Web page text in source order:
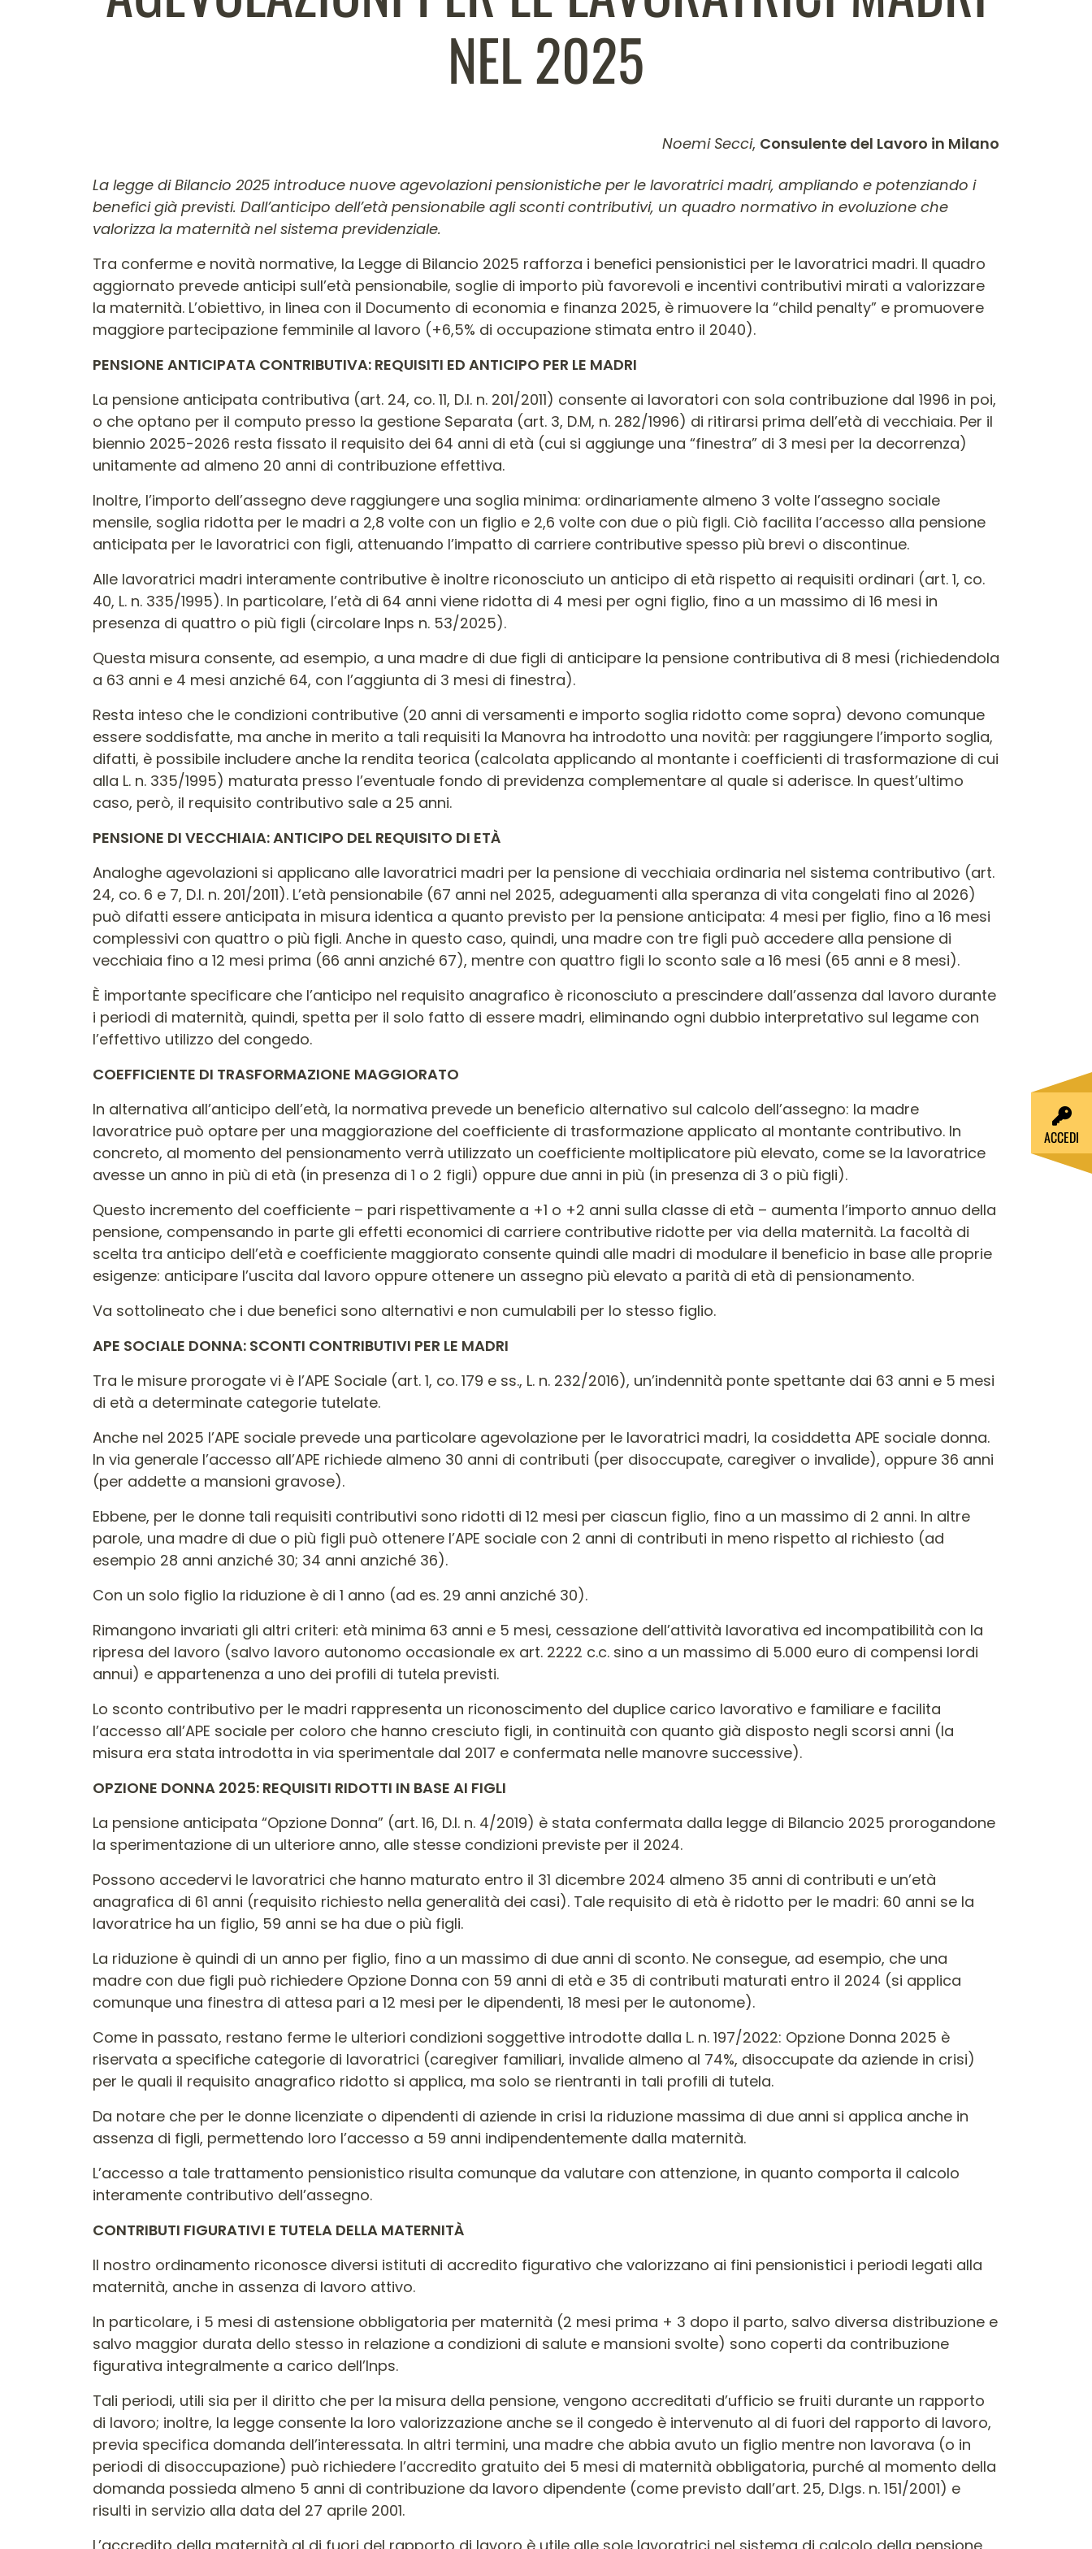
NEL 2025
Noemi Secci, Consulente del Lavoro in Milano
Contenuto dell'articolo
La legge di Bilancio 2025 introduce nuove agevolazioni pensionistiche per le lavoratrici madri, ampliando e potenziando i
benefici già previsti. Dall’anticipo dell’età pensionabile agli sconti contributivi, un quadro normativo in evoluzione che
valorizza la maternità nel sistema previdenziale.
Tra conferme e novità normative, la Legge di Bilancio 2025 rafforza i benefici pensionistici per le lavoratrici madri. Il quadro
aggiornato prevede anticipi sull’età pensionabile, soglie di importo più favorevoli e incentivi contributivi mirati a valorizzare
la maternità. L’obiettivo, in linea con il Documento di economia e finanza 2025, è rimuovere la “child penalty” e promuovere
maggiore partecipazione femminile al lavoro (+6,5% di occupazione stimata entro il 2040).
PENSIONE ANTICIPATA CONTRIBUTIVA: REQUISITI ED ANTICIPO PER LE MADRI
La pensione anticipata contributiva (art. 24, co. 11, D.l. n. 201/2011) consente ai lavoratori con sola contribuzione dal 1996 in poi,
o che optano per il computo presso la gestione Separata (art. 3, D.M, n. 282/1996) di ritirarsi prima dell’età di vecchiaia. Per il
biennio 2025-2026 resta fissato il requisito dei 64 anni di età (cui si aggiunge una “finestra” di 3 mesi per la decorrenza)
unitamente ad almeno 20 anni di contribuzione effettiva.
Inoltre, l’importo dell’assegno deve raggiungere una soglia minima: ordinariamente almeno 3 volte l’assegno sociale
mensile, soglia ridotta per le madri a 2,8 volte con un figlio e 2,6 volte con due o più figli. Ciò facilita l’accesso alla pensione
anticipata per le lavoratrici con figli, attenuando l’impatto di carriere contributive spesso più brevi o discontinue.
Alle lavoratrici madri interamente contributive è inoltre riconosciuto un anticipo di età rispetto ai requisiti ordinari (art. 1, co.
40, L. n. 335/1995). In particolare, l’età di 64 anni viene ridotta di 4 mesi per ogni figlio, fino a un massimo di 16 mesi in
presenza di quattro o più figli (circolare Inps n. 53/2025).
Questa misura consente, ad esempio, a una madre di due figli di anticipare la pensione contributiva di 8 mesi (richiedendola
a 63 anni e 4 mesi anziché 64, con l’aggiunta di 3 mesi di finestra).
Resta inteso che le condizioni contributive (20 anni di versamenti e importo soglia ridotto come sopra) devono comunque
essere soddisfatte, ma anche in merito a tali requisiti la Manovra ha introdotto una novità: per raggiungere l’importo soglia,
difatti, è possibile includere anche la rendita teorica (calcolata applicando al montante i coefficienti di trasformazione di cui
alla L. n. 335/1995) maturata presso l’eventuale fondo di previdenza complementare al quale si aderisce. In quest’ultimo
caso, però, il requisito contributivo sale a 25 anni.
PENSIONE DI VECCHIAIA: ANTICIPO DEL REQUISITO DI ETÀ
Analoghe agevolazioni si applicano alle lavoratrici madri per la pensione di vecchiaia ordinaria nel sistema contributivo (art.
24, co. 6 e 7, D.l. n. 201/2011). L’età pensionabile (67 anni nel 2025, adeguamenti alla speranza di vita congelati fino al 2026)
può difatti essere anticipata in misura identica a quanto previsto per la pensione anticipata: 4 mesi per figlio, fino a 16 mesi
complessivi con quattro o più figli. Anche in questo caso, quindi, una madre con tre figli può accedere alla pensione di
vecchiaia fino a 12 mesi prima (66 anni anziché 67), mentre con quattro figli lo sconto sale a 16 mesi (65 anni e 8 mesi).
È importante specificare che l’anticipo nel requisito anagrafico è riconosciuto a prescindere dall’assenza dal lavoro durante
i periodi di maternità, quindi, spetta per il solo fatto di essere madri, eliminando ogni dubbio interpretativo sul legame con
l’effettivo utilizzo del congedo.
COEFFICIENTE DI TRASFORMAZIONE MAGGIORATO
In alternativa all’anticipo dell’età, la normativa prevede un beneficio alternativo sul calcolo dell’assegno: la madre
lavoratrice può optare per una maggiorazione del coefficiente di trasformazione applicato al montante contributivo. In
concreto, al momento del pensionamento verrà utilizzato un coefficiente moltiplicatore più elevato, come se la lavoratrice
avesse un anno in più di età (in presenza di 1 o 2 figli) oppure due anni in più (in presenza di 3 o più figli).
Questo incremento del coefficiente – pari rispettivamente a +1 o +2 anni sulla classe di età – aumenta l’importo annuo della
pensione, compensando in parte gli effetti economici di carriere contributive ridotte per via della maternità. La facoltà di
scelta tra anticipo dell’età e coefficiente maggiorato consente quindi alle madri di modulare il beneficio in base alle proprie
esigenze: anticipare l’uscita dal lavoro oppure ottenere un assegno più elevato a parità di età di pensionamento.
Va sottolineato che i due benefici sono alternativi e non cumulabili per lo stesso figlio.
APE SOCIALE DONNA: SCONTI CONTRIBUTIVI PER LE MADRI
Tra le misure prorogate vi è l’APE Sociale (art. 1, co. 179 e ss., L. n. 232/2016), un’indennità ponte spettante dai 63 anni e 5 mesi
di età a determinate categorie tutelate.
Anche nel 2025 l’APE sociale prevede una particolare agevolazione per le lavoratrici madri, la cosiddetta APE sociale donna.
In via generale l’accesso all’APE richiede almeno 30 anni di contributi (per disoccupate, caregiver o invalide), oppure 36 anni
(per addette a mansioni gravose).
Ebbene, per le donne tali requisiti contributivi sono ridotti di 12 mesi per ciascun figlio, fino a un massimo di 2 anni. In altre
parole, una madre di due o più figli può ottenere l’APE sociale con 2 anni di contributi in meno rispetto al richiesto (ad
esempio 28 anni anziché 30; 34 anni anziché 36).
Con un solo figlio la riduzione è di 1 anno (ad es. 29 anni anziché 30).
Rimangono invariati gli altri criteri: età minima 63 anni e 5 mesi, cessazione dell’attività lavorativa ed incompatibilità con la
ripresa del lavoro (salvo lavoro autonomo occasionale ex art. 2222 c.c. sino a un massimo di 5.000 euro di compensi lordi
annui) e appartenenza a uno dei profili di tutela previsti.
Lo sconto contributivo per le madri rappresenta un riconoscimento del duplice carico lavorativo e familiare e facilita
l’accesso all’APE sociale per coloro che hanno cresciuto figli, in continuità con quanto già disposto negli scorsi anni (la
misura era stata introdotta in via sperimentale dal 2017 e confermata nelle manovre successive).
OPZIONE DONNA 2025: REQUISITI RIDOTTI IN BASE AI FIGLI
La pensione anticipata “Opzione Donna” (art. 16, D.l. n. 4/2019) è stata confermata dalla legge di Bilancio 2025 prorogandone
la sperimentazione di un ulteriore anno, alle stesse condizioni previste per il 2024.
Possono accedervi le lavoratrici che hanno maturato entro il 31 dicembre 2024 almeno 35 anni di contributi e un’età
anagrafica di 61 anni (requisito richiesto nella generalità dei casi). Tale requisito di età è ridotto per le madri: 60 anni se la
lavoratrice ha un figlio, 59 anni se ha due o più figli.
La riduzione è quindi di un anno per figlio, fino a un massimo di due anni di sconto. Ne consegue, ad esempio, che una
madre con due figli può richiedere Opzione Donna con 59 anni di età e 35 di contributi maturati entro il 2024 (si applica
comunque una finestra di attesa pari a 12 mesi per le dipendenti, 18 mesi per le autonome).
Come in passato, restano ferme le ulteriori condizioni soggettive introdotte dalla L. n. 197/2022: Opzione Donna 2025 è
riservata a specifiche categorie di lavoratrici (caregiver familiari, invalide almeno al 74%, disoccupate da aziende in crisi)
per le quali il requisito anagrafico ridotto si applica, ma solo se rientranti in tali profili di tutela.
Da notare che per le donne licenziate o dipendenti di aziende in crisi la riduzione massima di due anni si applica anche in
assenza di figli, permettendo loro l’accesso a 59 anni indipendentemente dalla maternità.
L’accesso a tale trattamento pensionistico risulta comunque da valutare con attenzione, in quanto comporta il calcolo
interamente contributivo dell’assegno.
CONTRIBUTI FIGURATIVI E TUTELA DELLA MATERNITÀ
Il nostro ordinamento riconosce diversi istituti di accredito figurativo che valorizzano ai fini pensionistici i periodi legati alla
maternità, anche in assenza di lavoro attivo.
In particolare, i 5 mesi di astensione obbligatoria per maternità (2 mesi prima + 3 dopo il parto, salvo diversa distribuzione e
salvo maggior durata dello stesso in relazione a condizioni di salute e mansioni svolte) sono coperti da contribuzione
figurativa integralmente a carico dell’Inps.
Tali periodi, utili sia per il diritto che per la misura della pensione, vengono accreditati d’ufficio se fruiti durante un rapporto
di lavoro; inoltre, la legge consente la loro valorizzazione anche se il congedo è intervenuto al di fuori del rapporto di lavoro,
previa specifica domanda dell’interessata. In altri termini, una madre che abbia avuto un figlio mentre non lavorava (o in
periodi di disoccupazione) può richiedere l’accredito gratuito dei 5 mesi di maternità obbligatoria, purché al momento della
domanda possieda almeno 5 anni di contribuzione da lavoro dipendente (come previsto dall’art. 25, D.lgs. n. 151/2001) e
risulti in servizio alla data del 27 aprile 2001.
ACCEDI